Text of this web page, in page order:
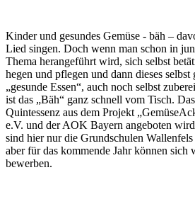
Kinder und gesundes Gemüse - bäh –
Lied singen. Doch wenn man schon in
Thema herangeführt wird, sich selbst
hegen und pflegen und dann dieses
„gesunde Essen“, auch noch selbst
ist das „Bäh“ ganz schnell vom Tisch.
Quintessenz aus dem Projekt
e.V. und der AOK Bayern angeboten
sind hier nur die Grundschulen
aber für das kommende Jahr können sich
bewerben.